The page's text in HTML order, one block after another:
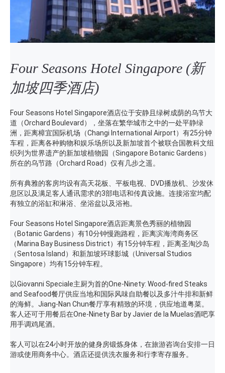
Four Seasons Hotel Singapore (新
加坡四季酒店)
Four Seasons Hotel Singapore酒店位于安静且绿树成荫的乌节大
道（Orchard Boulevard），坐落在繁华城市之中的一处平静绿
洲，距离樟宜国际机场（Changi International Airport）有25分钟
车程，距离各种购物和娱乐场所以及新加坡首个被联合国教科文组
织列为世界遗产的新加坡植物园（Singapore Botanic Gardens）
所在的乌节路（Orchard Road）仅有几步之遥。
所有典雅的客房均设有高天花板、平板电视、DVD播放机、沙发休
息区以及满足客人通讯需求的3部电话和传真设施。连接浴室均配
有独立的浴缸和淋浴、坐浴盆以及浴袍。
Four Seasons Hotel Singapore酒店距离景色秀丽的植物园
（Botanic Gardens）有10分钟慢跑路程，距离滨海湾商务区
（Marina Bay Business District）有15分钟车程，距离圣淘沙岛
（Sentosa Island）和新加坡环球影城（Universal Studios
Singapore）均有15分钟车程。
以Giovanni Speciale主厨为首的One-Ninety: Wood-fired Steaks
and Seafood餐厅供应当地和国际风味自助餐以及多汁牛排和新鲜
的海鲜。Jiang-Nan Chun餐厅享有精致的环境，供应地道粤菜。
客人还可于用餐后在One-Ninety Bar by Javier de la Muelas酒吧享
用手调鸡尾酒。
客人可以在24小时开放的健身房锻炼身体，在旅游咨询台安排一日
游或使用商务中心。酒店还提供洗衣服务和行李寄存服务。